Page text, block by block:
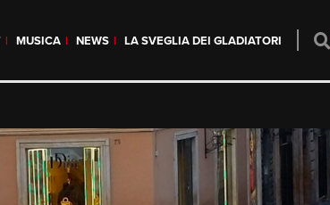
MUSICA NEWS LA SVEGLIA DEI GLADIATORI